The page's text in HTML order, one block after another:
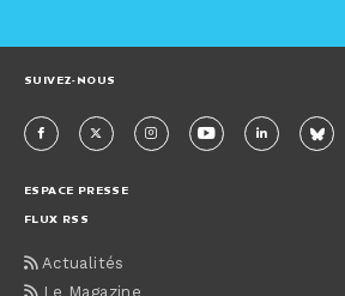
SUIVEZ-NOUS
ESPACE PRESSE
FLUX RSS
Actualités